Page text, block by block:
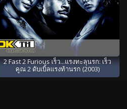
2 Fast 2 Furious เร็ว...แรงทะลุนรก: เร็ว
คูณ 2 ดับเบิ้ลแรงท้านรก (2003)